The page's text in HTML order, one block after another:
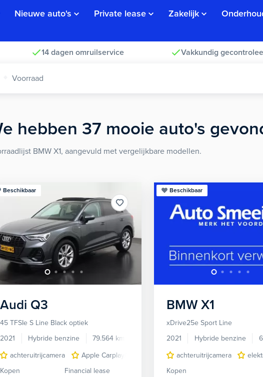
Nieuwe auto's Private lease Zakelijk
14 dagen omruilservice Vakkundig
Voorraad
hebben 37 mooie auto's
BMW X1, aangevuld met vergelijkbare modellen.
Beschikbaar
Audi Q3
45 TFSIe S Line Black optiek
2021
Hybride benzine 79.564 km
achteruitrijcamera
Apple Carplay/Android Auto dodehoek detectie
Kopen
Financial lease
Beschikbaar
BMW X1
xDrive25e Sport Line
2021
Hybride benzine
achteruitrijcamera
Kopen